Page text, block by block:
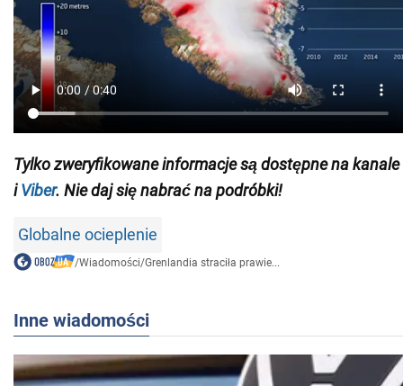
Tylko zweryfikowane informacje są dostępnena kanale
iViber. Nie daj się nabrać na podróbki!
Globalne ocieplenie
/Wiadomości/Grenlandia straciła prawie...
Inne wiadomości